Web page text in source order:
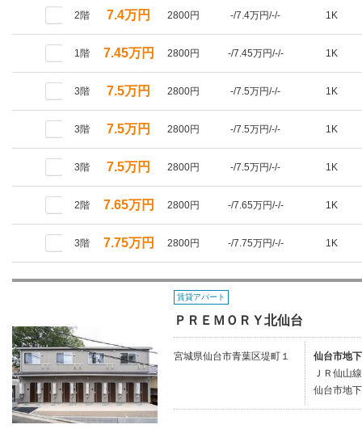
2階 7.4万円 2800円 -/7.4万円/-/- 1K
1階 7.45万円 2800円 -/7.45万円/-/- 1K
3階 7.5万円 2800円 -/7.5万円/-/- 1K
3階 7.5万円 2800円 -/7.5万円/-/- 1K
3階 7.5万円 2800円 -/7.5万円/-/- 1K
2階 7.65万円 2800円 -/7.65万円/-/- 1K
3階 7.75万円 2800円 -/7.75万円/-/- 1K
賃貸アパート
ＰＲＥＭＯＲＹ北仙台
宮城県仙台市青葉区堤町１
仙台市地
ＪＲ仙山
仙台市地